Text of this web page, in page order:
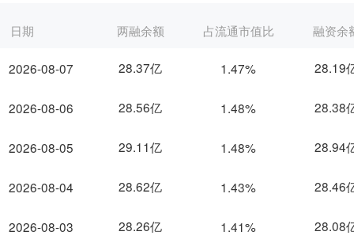
日期
2026-08-07
2026-08-06
2026-08-05
2026-08-04
2026-08-03
两融余额 占流通市值比 融资余
28.37亿 1.47% 28.19
28.56亿 1.48% 28.38
29.11亿 1.48% 28.94
28.62亿 1.43% 28.46
28.26亿 1.41% 28.08